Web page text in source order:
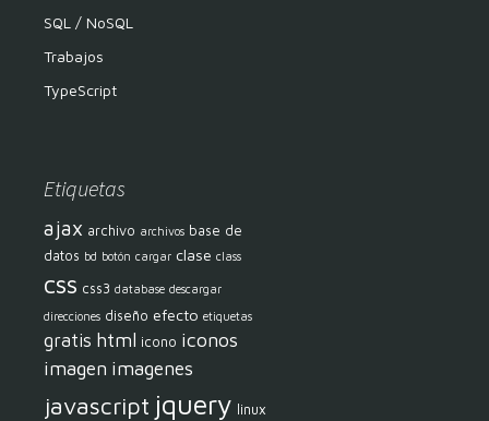
SQL / NoSQL
Trabajos
TypeScript
Etiquetas
ajax archivo archivos base de
datos bd botón cargar clase class
css css3 database descargar
direcciones diseño efecto etiquetas
gratis html icono iconos
imagen imagenes
javascript jquery linux